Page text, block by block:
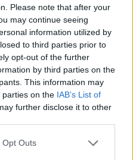
Please note that after your
may continue seeing
information utilized by
to third parties prior to
opt-out of the further
by third parties on the
This information may
parties on the IAB’s List of
further disclose it to other
Opt Outs
Paks miatt?
súlyos
árammegtakarítása
a kényszerű